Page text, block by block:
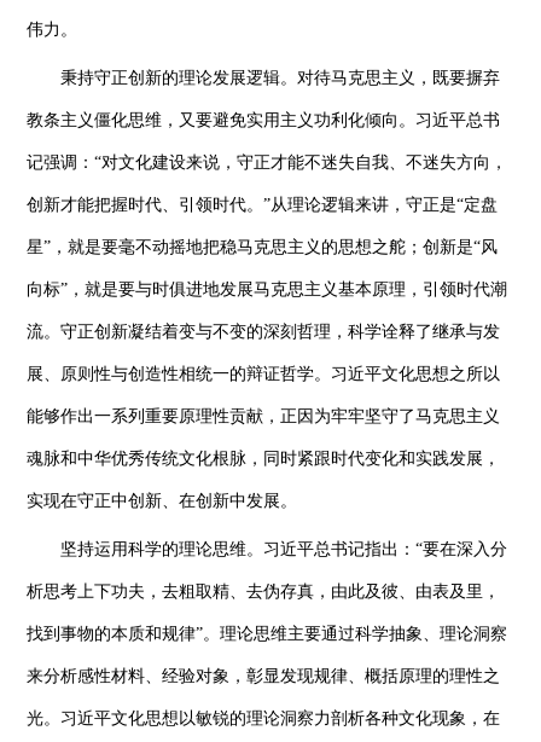
伟力。
秉持守正创新的理论发展逻辑。对待马克思主义，既要摒弃
教条主义僵化思维，又要避免实用主义功利化倾向。习近平总书
记强调：“对文化建设来说，守正才能不迷失自我、不迷失方向，
创新才能把握时代、引领时代。”从理论逻辑来讲，守正是“定盘
星”，就是要毫不动摇地把稳马克思主义的思想之舵；创新是“风
向标”，就是要与时俱进地发展马克思主义基本原理，引领时代潮
流。守正创新凝结着变与不变的深刻哲理，科学诠释了继承与发
展、原则性与创造性相统一的辩证哲学。习近平文化思想之所以
能够作出一系列重要原理性贡献，正因为牢牢坚守了马克思主义
魂脉和中华优秀传统文化根脉，同时紧跟时代变化和实践发展，
实现在守正中创新、在创新中发展。
坚持运用科学的理论思维。习近平总书记指出：“要在深入分
析思考上下功夫，去粗取精、去伪存真，由此及彼、由表及里，
找到事物的本质和规律”。理论思维主要通过科学抽象、理论洞察
来分析感性材料、经验对象，彰显发现规律、概括原理的理性之
光。习近平文化思想以敏锐的理论洞察力剖析各种文化现象，在